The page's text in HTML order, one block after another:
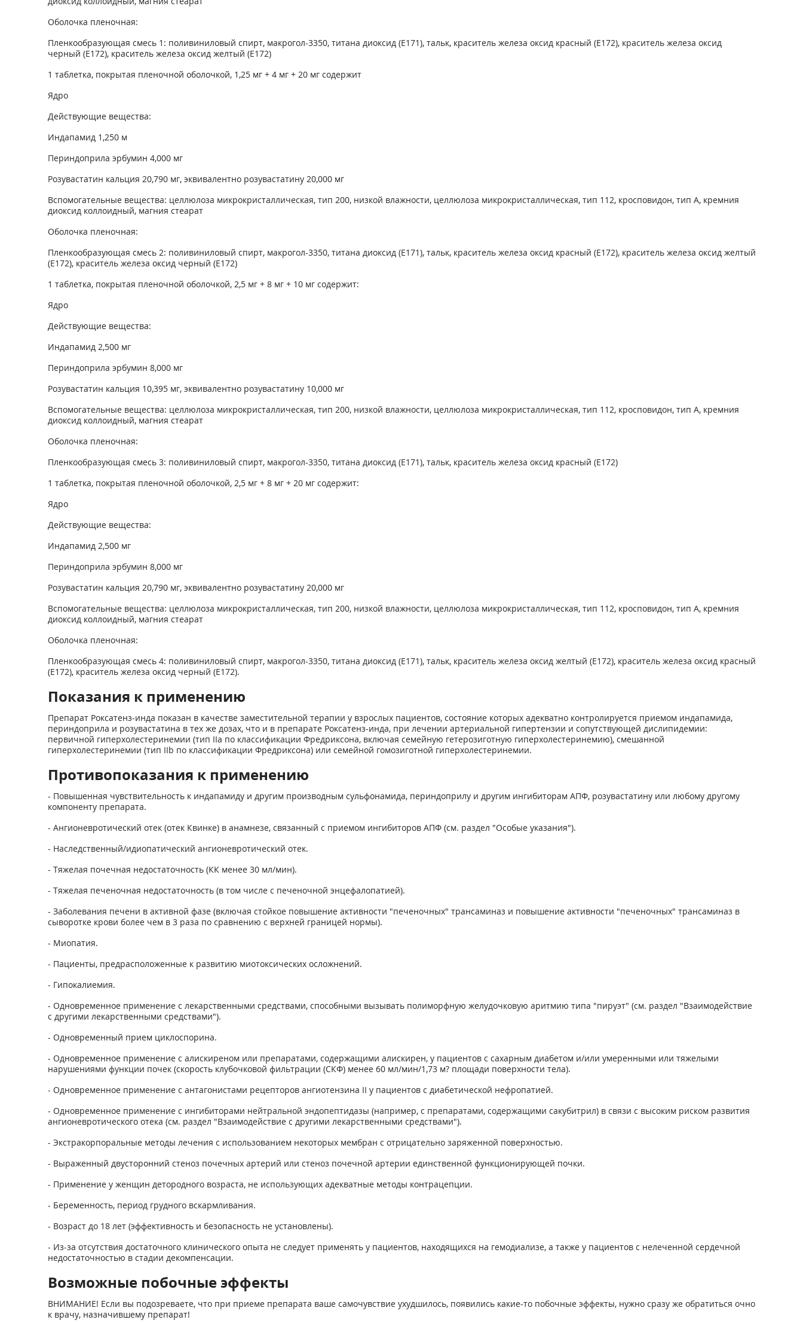
Оболочка пленочная:
Пленкообразующая смесь 1: поливиниловый спирт, макрогол-3350, титана диоксид (Е171), тальк, краситель железа оксид красный (Е172), краситель железа оксид
черный (Е172), краситель железа оксид желтый (Е172)
1 таблетка, покрытая пленочной оболочкой, 1,25 мг + 4 мг + 20 мг содержит
Ядро
Действующие вещества:
Индапамид 1,250 м
Периндоприла эрбумин 4,000 мг
Розувастатин кальция 20,790 мг, эквивалентно розувастатину 20,000 мг
Вспомогательные вещества: целлюлоза микрокристаллическая, тип 200, низкой влажности, целлюлоза микрокристаллическая, тип 112, кросповидон, тип А, кремния
диоксид коллоидный, магния стеарат
Оболочка пленочная:
Пленкообразующая смесь 2: поливиниловый спирт, макрогол-3350, титана диоксид (Е171), тальк, краситель железа оксид красный (Е172), краситель железа оксид желтый
(Е172), краситель железа оксид черный (Е172)
1 таблетка, покрытая пленочной оболочкой, 2,5 мг + 8 мг + 10 мг содержит:
Ядро
Действующие вещества:
Индапамид 2,500 мг
Периндоприла эрбумин 8,000 мг
Розувастатин кальция 10,395 мг, эквивалентно розувастатину 10,000 мг
Вспомогательные вещества: целлюлоза микрокристаллическая, тип 200, низкой влажности, целлюлоза микрокристаллическая, тип 112, кросповидон, тип А, кремния
диоксид коллоидный, магния стеарат
Оболочка пленочная:
Пленкообразующая смесь 3: поливиниловый спирт, макрогол-3350, титана диоксид (Е171), тальк, краситель железа оксид красный (Е172)
1 таблетка, покрытая пленочной оболочкой, 2,5 мг + 8 мг + 20 мг содержит:
Ядро
Действующие вещества:
Индапамид 2,500 мг
Периндоприла эрбумин 8,000 мг
Розувастатин кальция 20,790 мг, эквивалентно розувастатину 20,000 мг
Вспомогательные вещества: целлюлоза микрокристаллическая, тип 200, низкой влажности, целлюлоза микрокристаллическая, тип 112, кросповидон, тип А, кремния
диоксид коллоидный, магния стеарат
Оболочка пленочная:
Пленкообразующая смесь 4: поливиниловый спирт, макрогол-3350, титана диоксид (Е171), тальк, краситель железа оксид желтый (Е172), краситель железа оксид красный
(Е172), краситель железа оксид черный (Е172).
Показания к применению
Препарат Роксатенз-инда показан в качестве заместительной терапии у взрослых пациентов, состояние которых адекватно контролируется приемом индапамида,
периндоприла и розувастатина в тех же дозах, что и в препарате Роксатенз-инда, при лечении артериальной гипертензии и сопутствующей дислипидемии:
первичной гиперхолестеринемии (тип IIа по классификации Фредриксона, включая семейную гетерозиготную гиперхолестеринемию), смешанной
гиперхолестеринемии (тип IIb по классификации Фредриксона) или семейной гомозиготной гиперхолестеринемии.
Противопоказания к применению
- Повышенная чувствительность к индапамиду и другим производным сульфонамида, периндоприлу и другим ингибиторам АПФ, розувастатину или любому другому
компоненту препарата.
- Ангионевротический отек (отек Квинке) в анамнезе, связанный с приемом ингибиторов АПФ (см. раздел "Особые указания").
- Наследственный/идиопатический ангионевротический отек.
- Тяжелая почечная недостаточность (КК менее 30 мл/мин).
- Тяжелая печеночная недостаточность (в том числе с печеночной энцефалопатией).
- Заболевания печени в активной фазе (включая стойкое повышение активности "печеночных" трансаминаз и повышение активности "печеночных" трансаминаз в
сыворотке крови более чем в 3 раза по сравнению с верхней границей нормы).
- Миопатия.
- Пациенты, предрасположенные к развитию миотоксических осложнений.
- Гипокалиемия.
- Одновременное применение с лекарственными средствами, способными вызывать полиморфную желудочковую аритмию типа "пируэт" (см. раздел "Взаимодействие
с другими лекарственными средствами").
- Одновременный прием циклоспорина.
- Одновременное применение с алискиреном или препаратами, содержащими алискирен, у пациентов с сахарным диабетом и/или умеренными или тяжелыми
нарушениями функции почек (скорость клубочковой фильтрации (СКФ) менее 60 мл/мин/1,73 м? площади поверхности тела).
- Одновременное применение с антагонистами рецепторов ангиотензина II у пациентов с диабетической нефропатией.
- Одновременное применение с ингибиторами нейтральной эндопептидазы (например, с препаратами, содержащими сакубитрил) в связи с высоким риском развития
ангионевротического отека (см. раздел "Взаимодействие с другими лекарственными средствами").
- Экстракорпоральные методы лечения с использованием некоторых мембран с отрицательно заряженной поверхностью.
- Выраженный двусторонний стеноз почечных артерий или стеноз почечной артерии единственной функционирующей почки.
- Применение у женщин детородного возраста, не использующих адекватные методы контрацепции.
- Беременность, период грудного вскармливания.
- Возраст до 18 лет (эффективность и безопасность не установлены).
- Из-за отсутствия достаточного клинического опыта не следует применять у пациентов, находящихся на гемодиализе, а также у пациентов с нелеченной сердечной
недостаточностью в стадии декомпенсации.
Возможные побочные эффекты
ВНИМАНИЕ! Если вы подозреваете, что при приеме препарата ваше самочувствие ухудшилось, появились какие-то побочные эффекты, нужно сразу же обратиться очно
к врачу, назначившему препарат!